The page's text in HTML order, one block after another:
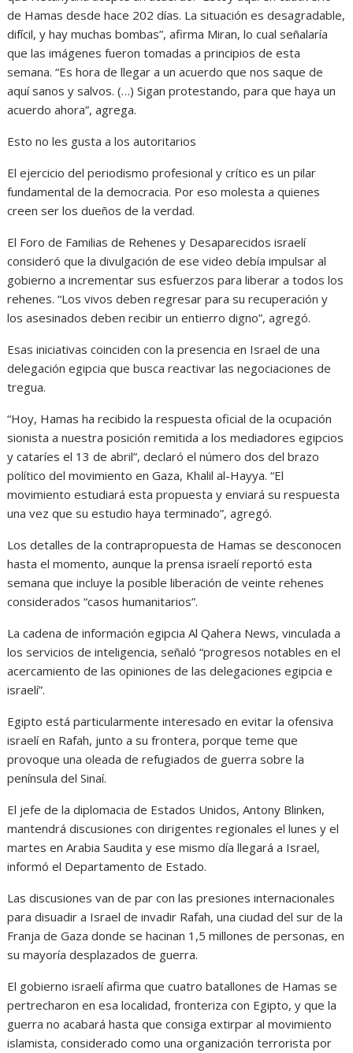
de Hamas desde hace 202 días. La situación es desagradable,
difícil, y hay muchas bombas”, afirma Miran, lo cual señalaría
que las imágenes fueron tomadas a principios de esta
semana. “Es hora de llegar a un acuerdo que nos saque de
aquí sanos y salvos. (…) Sigan protestando, para que haya un
acuerdo ahora”, agrega.
Esto no les gusta a los autoritarios
El ejercicio del periodismo profesional y crítico es un pilar
fundamental de la democracia. Por eso molesta a quienes
creen ser los dueños de la verdad.
El Foro de Familias de Rehenes y Desaparecidos israelí
consideró que la divulgación de ese video debía impulsar al
gobierno a incrementar sus esfuerzos para liberar a todos los
rehenes. “Los vivos deben regresar para su recuperación y
los asesinados deben recibir un entierro digno”, agregó.
Esas iniciativas coinciden con la presencia en Israel de una
delegación egipcia que busca reactivar las negociaciones de
tregua.
“Hoy, Hamas ha recibido la respuesta oficial de la ocupación
sionista a nuestra posición remitida a los mediadores egipcios
y cataríes el 13 de abril”, declaró el número dos del brazo
político del movimiento en Gaza, Khalil al-Hayya. “El
movimiento estudiará esta propuesta y enviará su respuesta
una vez que su estudio haya terminado”, agregó.
Los detalles de la contrapropuesta de Hamas se desconocen
hasta el momento, aunque la prensa israelí reportó esta
semana que incluye la posible liberación de veinte rehenes
considerados “casos humanitarios”.
La cadena de información egipcia Al Qahera News, vinculada a
los servicios de inteligencia, señaló “progresos notables en el
acercamiento de las opiniones de las delegaciones egipcia e
israelí”.
Egipto está particularmente interesado en evitar la ofensiva
israelí en Rafah, junto a su frontera, porque teme que
provoque una oleada de refugiados de guerra sobre la
península del Sinaí.
El jefe de la diplomacia de Estados Unidos, Antony Blinken,
mantendrá discusiones con dirigentes regionales el lunes y el
martes en Arabia Saudita y ese mismo día llegará a Israel,
informó el Departamento de Estado.
Las discusiones van de par con las presiones internacionales
para disuadir a Israel de invadir Rafah, una ciudad del sur de la
Franja de Gaza donde se hacinan 1,5 millones de personas, en
su mayoría desplazados de guerra.
El gobierno israelí afirma que cuatro batallones de Hamas se
pertrecharon en esa localidad, fronteriza con Egipto, y que la
guerra no acabará hasta que consiga extirpar al movimiento
islamista, considerado como una organización terrorista por